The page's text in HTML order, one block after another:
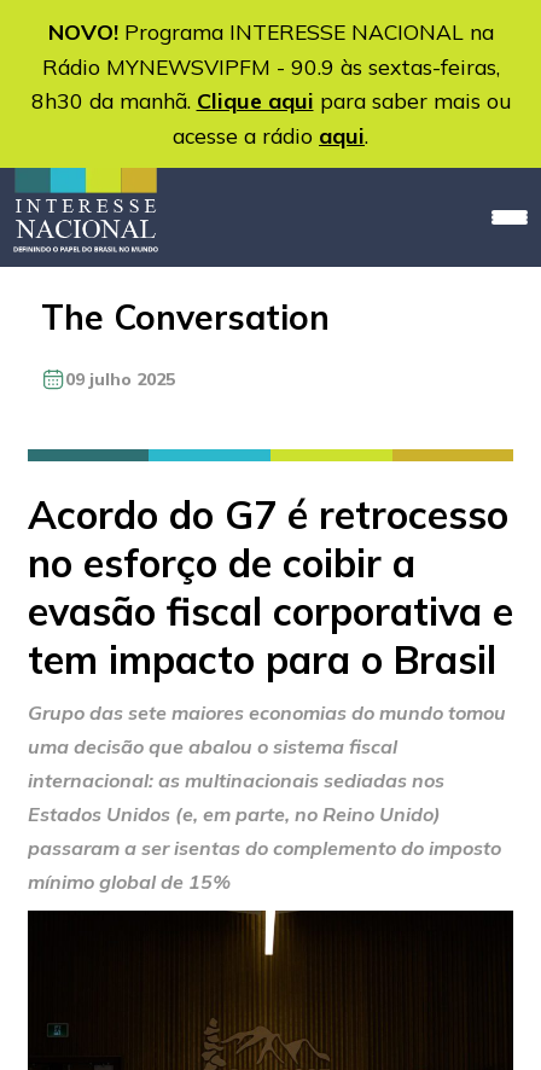
NOVO!Programa INTERESSE NACIONAL na
Rádio MYNEWSVIPFM - 90.9 às sextas-feiras,
8h30 da manhã. Clique aqui para saber mais ou
acesse a rádio aqui.
The Conversation
09 julho 2025
Acordo do G7 é retrocesso
no esforço de coibir a
evasão fiscal corporativa e
tem impacto para o Brasil
Grupo das sete maiores economias do mundo tomou
uma decisão que abalou o sistema fiscal
internacional: as multinacionais sediadas nos
Estados Unidos (e, em parte, no Reino Unido)
passaram a ser isentas do complemento do imposto
mínimo global de 15%